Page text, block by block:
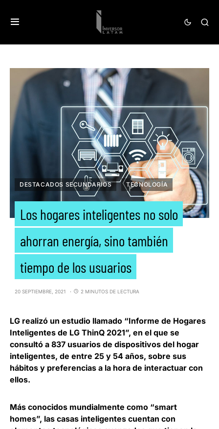
DESTACADOS SECUNDARIOS TECNOLOGÍA
Los hogares inteligentes no solo
ahorran energía, sino también
tiempo de los usuarios
20 SEPTIEMBRE, 2021 2 MINUTOS DE LECTURA
LG realizó un estudio llamado “Informe de Hogares
Inteligentes de LG ThinQ 2021”, en el que se
consultó a 837 usuarios de dispositivos del hogar
inteligentes, de entre 25 y 54 años, sobre sus
hábitos y preferencias a la hora de interactuar con
ellos.
Más conocidos mundialmente como “smart
homes”, las casas inteligentes cuentan con